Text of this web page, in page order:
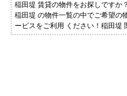
稲田堤 賃貸の物件をお探しですか
稲田堤 の物件一覧の中でご希望の
ービスをご利用 ください！稲田堤